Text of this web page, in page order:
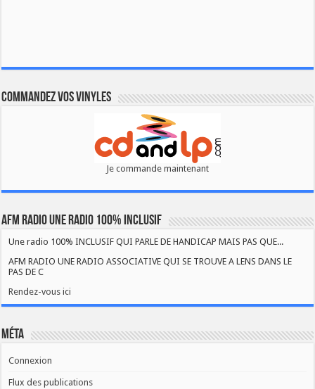
Commandez vos vinyles
Je commande maintenant
AFM RADIO UNE RADIO 100% INCLUSIF
Une radio 100% INCLUSIF QUI PARLE DE HANDICAP MAIS PAS QUE...
AFM RADIO UNE RADIO ASSOCIATIVE QUI SE TROUVE A LENS DANS LE
PAS DE C
Rendez-vous ici
Méta
Connexion
Flux des publications